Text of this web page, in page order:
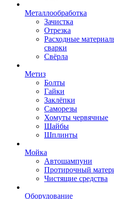
Металлообработка
Зачистка
Отрезка
Расходные
сварки
Свёрла
Метиз
Болты
Гайки
Заклёпки
Саморезы
Хомуты червячные
Шайбы
Шплинты
Мойка
Автошампуни
Протирочный
Чистящие средства
Оборудование